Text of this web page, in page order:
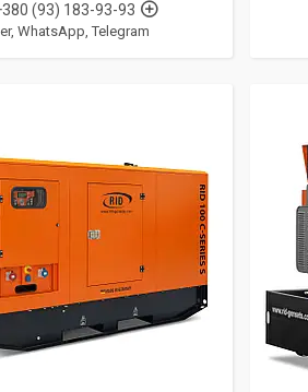
(93) 183-93-93
WhatsApp, Telegram